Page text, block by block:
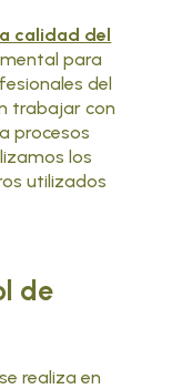
calidad del
para
del
trabajar con
procesos
los
utilizados
de
realiza en